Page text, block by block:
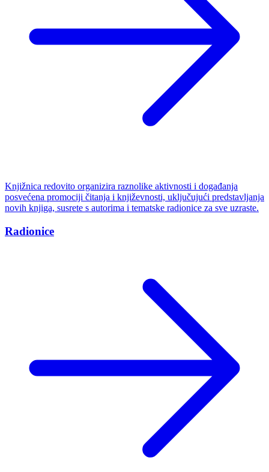
Knjižnica redovito organizira raznolike aktivnosti i događanja
posvećena promociji čitanja i književnosti, uključujući predstavljanja
novih knjiga, susrete s autorima i tematske radionice za sve uzraste.
Radionice